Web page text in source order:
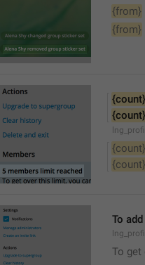
{from}
{from}
{count}
{count}
{count}
{count}
To
To get